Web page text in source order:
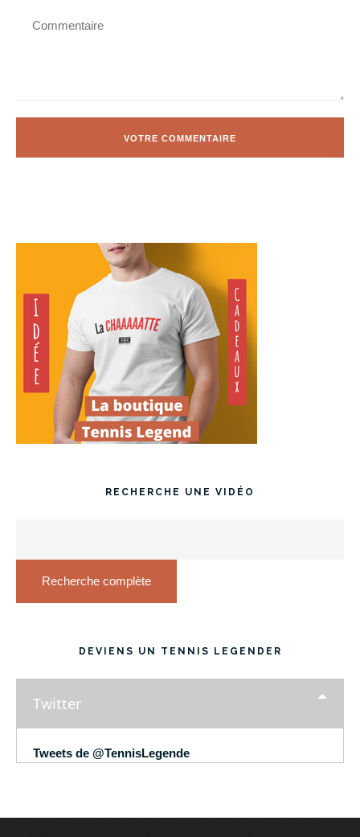
RECHERCHE UNE VIDÉO
Recherche complète
DEVIENS UN TENNIS LEGENDER
Twitter
Tweets de @TennisLegende